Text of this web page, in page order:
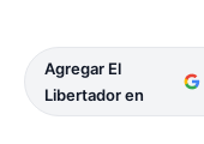
Agregar El
Libertador en